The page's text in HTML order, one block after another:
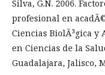
Silva, G.N. 2006.
profesional en
Ciencias BiolÃ³gica y
en Ciencias de la
Guadalajara, Jalisco,